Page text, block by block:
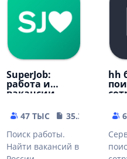
SuperJob:
работа и
вакансии
47 ТЫС
35.32 MB
Поиск работы.
Найти вакансий в
hh